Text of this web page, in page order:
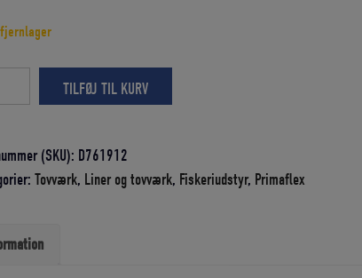
fjernlager
TILFØJ TIL KURV
(SKU): D761912
Tovværk, Liner og tovværk, Fiskeriudstyr, Primaflex